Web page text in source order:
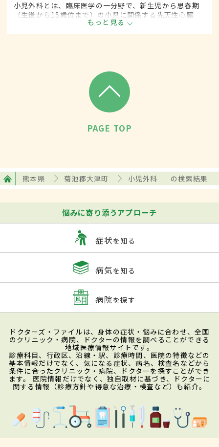
小児外科とは、臨床医学の一分野で、新生児から思春期
（生後から15歳位まで）の小児に関係する先天性心臓
病・各種奇形などに対して、手術的な方法によって治療
します。
もっと見る
PAGE TOP
熊本県 菊池郡大津町 小児外科 の検索結果
悩みに寄り添うアプローチ
症状を知る
病気を知る
病院を探す
ドクターズ・ファイルは、身体の症状・悩みに合わせ、全国
のクリニック・病院、ドクターの情報を調べることができる
地域医療情報サイトです。
診療科目、行政区、沿線・駅、診療時間、医院の特徴などの
基本情報だけでなく、気になる症状、病名、検査名などから
条件に合ったクリニック・病院、ドクターを探すことができ
ます。 医院情報だけでなく、独自取材に基づき、ドクターに
関する情報（診療方針や得意な治療・検査など）も紹介。